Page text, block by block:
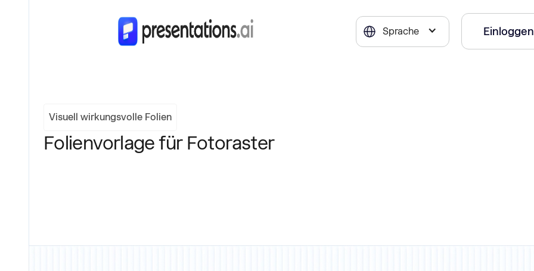
Sprache Einloggen
Visuell wirkungsvolle Folien
Folienvorlage für Fotoraster